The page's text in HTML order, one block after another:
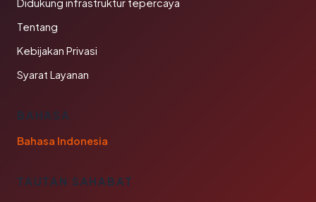
Didukung infrastruktur tepercaya
Tentang
Kebijakan Privasi
Syarat Layanan
BAHASA
Bahasa Indonesia
TAUTAN SAHABAT